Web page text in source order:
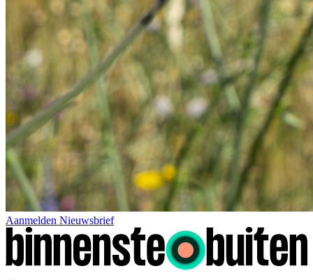
Aanmelden Nieuwsbrief